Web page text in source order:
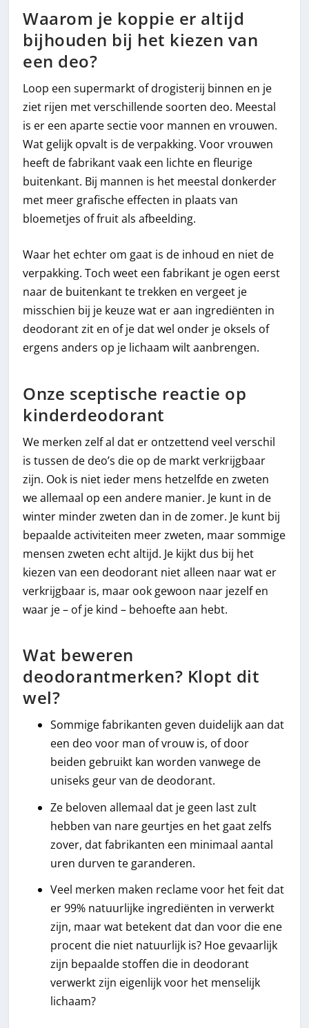
Waarom je koppie er altijd
bijhouden bij het kiezen van
een deo?
Loop een supermarkt of drogisterij binnen en je
ziet rijen met verschillende soorten deo. Meestal
is er een aparte sectie voor mannen en vrouwen.
Wat gelijk opvalt is de verpakking. Voor vrouwen
heeft de fabrikant vaak een lichte en fleurige
buitenkant. Bij mannen is het meestal donkerder
met meer grafische effecten in plaats van
bloemetjes of fruit als afbeelding.
Waar het echter om gaat is de inhoud en niet de
verpakking. Toch weet een fabrikant je ogen eerst
naar de buitenkant te trekken en vergeet je
misschien bij je keuze wat er aan ingrediënten in
deodorant zit en of je dat wel onder je oksels of
ergens anders op je lichaam wilt aanbrengen.
Onze sceptische reactie op
kinderdeodorant
We merken zelf al dat er ontzettend veel verschil
is tussen de deo’s die op de markt verkrijgbaar
zijn. Ook is niet ieder mens hetzelfde en zweten
we allemaal op een andere manier. Je kunt in de
winter minder zweten dan in de zomer. Je kunt bij
bepaalde activiteiten meer zweten, maar sommige
mensen zweten echt altijd. Je kijkt dus bij het
kiezen van een deodorant niet alleen naar wat er
verkrijgbaar is, maar ook gewoon naar jezelf en
waar je – of je kind – behoefte aan hebt.
Wat beweren
deodorantmerken? Klopt dit
wel?
Sommige fabrikanten geven duidelijk aan dat
een deo voor man of vrouw is, of door
beiden gebruikt kan worden vanwege de
uniseks geur van de deodorant.
Ze beloven allemaal dat je geen last zult
hebben van nare geurtjes en het gaat zelfs
zover, dat fabrikanten een minimaal aantal
uren durven te garanderen.
Veel merken maken reclame voor het feit dat
er 99% natuurlijke ingrediënten in verwerkt
zijn, maar wat betekent dat dan voor die ene
procent die niet natuurlijk is? Hoe gevaarlijk
zijn bepaalde stoffen die in deodorant
verwerkt zijn eigenlijk voor het menselijk
lichaam?